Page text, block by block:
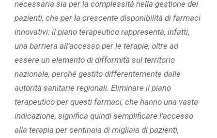
necessaria sia per la complessità nella gestione dei
pazienti, che per la crescente disponibilità di farmaci
innovativi: il piano terapeutico rappresenta, infatti,
una barriera all’accesso per le terapie, oltre ad
essere un elemento di difformità sul territorio
nazionale, perché gestito differentemente dalle
autorità sanitarie regionali. Eliminare il piano
terapeutico per questi farmaci, che hanno una vasta
indicazione, significa quindi semplificare l’accesso
alla terapia per centinaia di migliaia di pazienti,